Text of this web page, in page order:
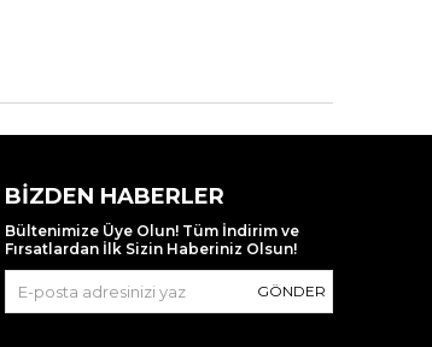
BIZDEN HABERLER
Bültenimize Üye Olun! Tüm İndirim ve
Fırsatlardan İlk Sizin Haberiniz Olsun!
GÖNDER